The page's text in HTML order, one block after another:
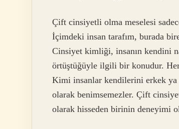
Çift cinsiyetli olma meselesi
İçimdeki insan tarafım, burada
Cinsiyet kimliği, insanın kendini
örtüştüğüyle ilgili bir konudur.
Kimi insanlar kendilerini erkek
olarak benimsemezler. Çift
olarak hisseden birinin deneyimi